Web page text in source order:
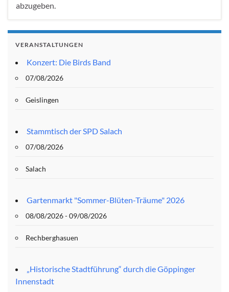
abzugeben.
VERANSTALTUNGEN
Konzert: Die Birds Band
07/08/2026
Geislingen
Stammtisch der SPD Salach
07/08/2026
Salach
Gartenmarkt "Sommer-Blüten-Träume" 2026
08/08/2026 - 09/08/2026
Rechberghasuen
„Historische Stadtführung“ durch die Göppinger
Innenstadt